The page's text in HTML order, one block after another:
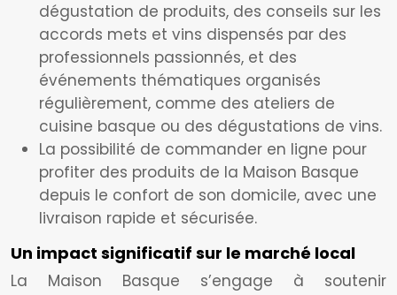
dégustation de produits, des conseils sur les
accords mets et vins dispensés par des
professionnels passionnés, et des
événements thématiques organisés
régulièrement, comme des ateliers de
cuisine basque ou des dégustations de vins.
La possibilité de commander en ligne pour
profiter des produits de la Maison Basque
depuis le confort de son domicile, avec une
livraison rapide et sécurisée.
Un impact significatif sur le marché local
La Maison Basque s’engage à soutenir